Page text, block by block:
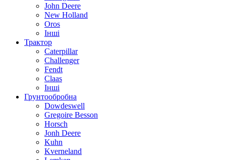
John Deere
New Holland
Oros
Інші
Трактор
Caterpillar
Challenger
Fendt
Claas
Інші
Грунтообробна
Dowdeswell
Gregoire Besson
Horsch
Jonh Deere
Kuhn
Kverneland